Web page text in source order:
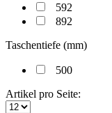
592
892
Taschentiefe (mm)
500
Artikel pro Seite: